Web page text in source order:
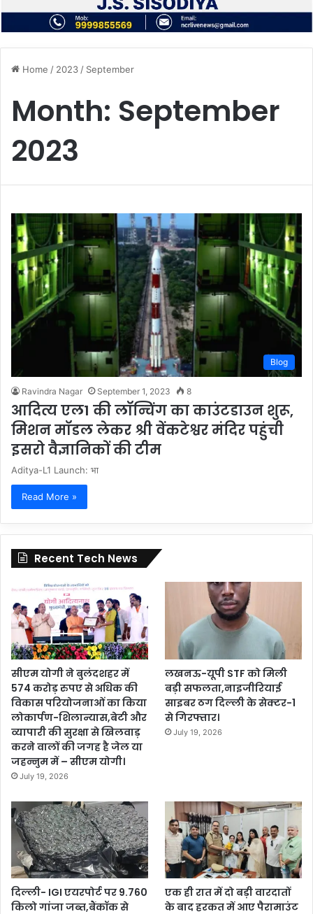
Home / 2023 / September
Month: September
2023
Blog
Ravindra Nagar September 1, 2023 8
आदित्य एल1 की लॉन्चिंग का काउंटडाउन शुरू,
मिशन मॉडल लेकर श्री वेंकटेश्वर मंदिर पहुंची
इसरो वैज्ञानिकों की टीम
Aditya-L1 Launch: भा
Read More »
Recent Tech News
सीएम योगी ने बुलंदशहर में
574 करोड़ रुपए से अधिक की
विकास परियोजनाओं का किया
लोकार्पण-शिलान्यास,बेटी और
व्यापारी की सुरक्षा से खिलवाड़
करने वालों की जगह है जेल या
जहन्नुम में – सीएम योगी।
July 19, 2026
लखनऊ-यूपी STF को मिली
बड़ी सफलता,नाइजीरियाई
साइबर ठग दिल्ली के सेक्टर-1
से गिरफ्तार।
July 19, 2026
दिल्ली- IGI एयरपोर्ट पर 9.760
किलो गांजा जब्त,बैंकॉक से
एक ही रात में दो बड़ी वारदातों
के बाद हरकत में आए पैरामाउंट